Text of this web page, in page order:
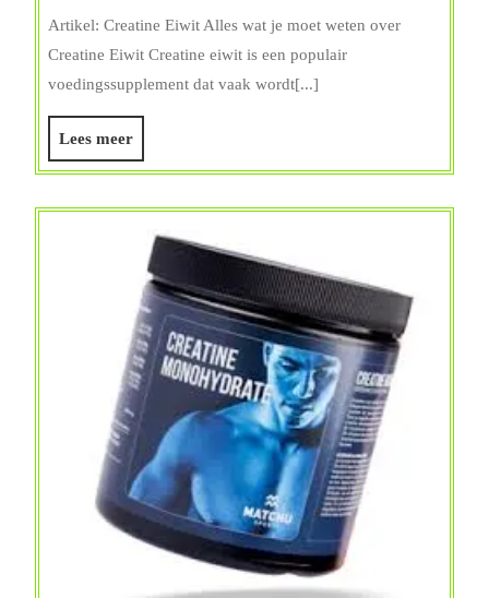
Voordelen
van
voor
Spieropbouw
Artikel: Creatine Eiwit Alles wat je moet weten over
Creatine Eiwit Creatine eiwit is een populair
voedingssupplement dat vaak wordt[...]
Lees meerLees
meer